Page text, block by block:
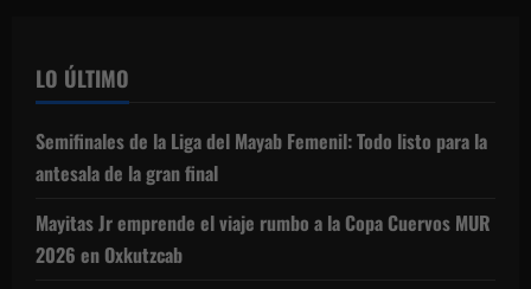
LO ÚLTIMO
Semifinales de la Liga del Mayab Femenil: Todo listo para la
antesala de la gran final
Mayitas Jr emprende el viaje rumbo a la Copa Cuervos MUR
2026 en Oxkutzcab